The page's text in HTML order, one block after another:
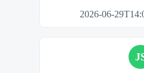
2026-06-